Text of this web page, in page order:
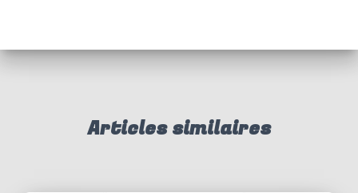
Articles similaires